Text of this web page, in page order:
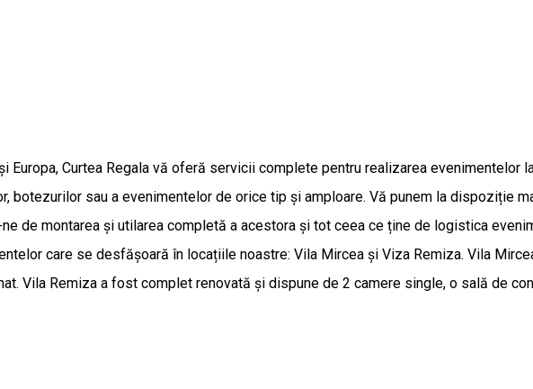
Curtea Regala vă oferă servicii complete pentru realizarea evenimentelor
botezurilor sau a evenimentelor de orice tip și amploare. Vă punem la dispoziție
de montarea și utilarea completă a acestora și tot ceea ce ține de logistica
care se desfășoară în locațiile noastre: Vila Mircea și Viza Remiza. Vila
Vila Remiza a fost complet renovată și dispune de 2 camere single, o sală de